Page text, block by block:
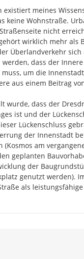
existiert meines
keine Wohnstraße.
nicht
wirklich mehr als
Überlandverkehr sich
dass der
um die
aus einem Beitrag
wurde, dass der
ist und der
Lückenschluss
der Innenstadt
am
geplanten
der
genutzt werden).
als